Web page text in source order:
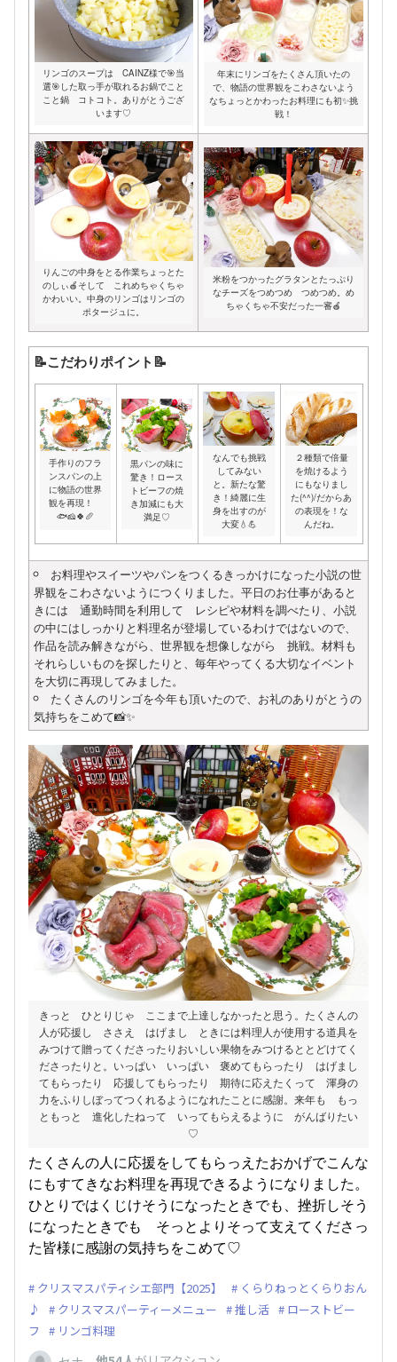
リンゴのスープは CAINZ様で🎯当
選🎯した取っ手が取れるお鍋でこと
こと鍋 コトコト。ありがとうござ
います♡
年末にリンゴをたくさん頂いたの
で、物語の世界観をこわさないよう
なちょっとかわったお料理にも初✨挑
戦！
りんごの中身をとる作業ちょっとた
のしぃ🍎そして これめちゃくちゃ
かわいい。中身のリンゴはリンゴの
ポタージュに。
米粉をつかったグラタンとたっぷり
なチーズをつめつめ つめつめ。め
ちゃくちゃ不安だった一審🍎
📝こだわりポイント📝
手作りのフラ
ンスパンの上
に物語の世界
観を再現！
🐟🧀🍀🥖
黒パンの味に
驚き！ロース
トビーフの焼
き加減にも大
満足♡
なんでも挑戦
してみない
と。新たな驚
き！綺麗に生
身を出すのが
大変💧💪
２種類で倍量
を焼けるよう
にもなりまし
た(^^)/だからあ
の表現を！な
んだね。
お料理やスイーツやパンをつくるきっかけになった小説の世
界観をこわさないようにつくりました。平日のお仕事があると
きには 通勤時間を利用して レシピや材料を調べたり、小説
の中にはしっかりと料理名が登場しているわけではないので、
作品を読み解きながら、世界観を想像しながら 挑戦。材料も
それらしいものを探したりと、毎年やってくる大切なイベント
を大切に再現してみました。
たくさんのリンゴを今年も頂いたので、お礼のありがとうの
気持ちをこめて📸✨
きっと ひとりじゃ ここまで上達しなかったと思う。たくさんの
人が応援し ささえ はげまし ときには料理人が使用する道具を
みつけて贈ってくださったりおいしい果物をみつけるととどけてく
ださったりと。いっぱい いっぱい 褒めてもらったり はげまし
てもらったり 応援してもらったり 期待に応えたくって 渾身の
力をふりしぼってつくれるようになれたことに感謝。来年も もっ
ともっと 進化したねって いってもらえるように がんばりたい
♡
たくさんの人に応援をしてもらっえたおかげでこんな
にもすてきなお料理を再現できるようになりました。
ひとりではくじけそうになったときでも、挫折しそう
になったときでも そっとよりそって支えてくださっ
た皆様に感謝の気持ちをこめて♡
クリスマスパティシエ部門【2025】
くらりねっとくらりおん
♪
クリスマスパーティーメニュー 推し活
ローストビー
フ
リンゴ料理